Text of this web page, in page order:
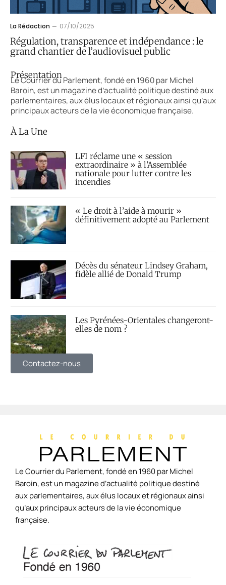
La Rédaction 07/10/2025
Régulation, transparence et indépendance : le
grand chantier de l’audiovisuel public
Présentation
Le Courrier du Parlement, fondé en 1960 par Michel
Baroin, est un magazine d’actualité politique destiné aux
parlementaires, aux élus locaux et régionaux ainsi qu’aux
principaux acteurs de la vie économique française.
À La Une
LFI réclame une « session
extraordinaire » à l’Assemblée
nationale pour lutter contre les
incendies
« Le droit à l’aide à mourir »
définitivement adopté au Parlement
Décès du sénateur Lindsey Graham,
fidèle allié de Donald Trump
Les Pyrénées-Orientales changeront-
elles de nom ?
Contactez-nous
Le Courrier du Parlement, fondé en 1960 par Michel
Baroin, est un magazine d’actualité politique destiné
aux parlementaires, aux élus locaux et régionaux ainsi
qu’aux principaux acteurs de la vie économique
française.